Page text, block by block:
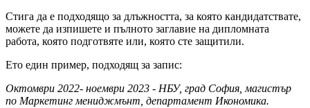
Стига да е подходящо за длъжността, за която кандидатствате,
можете да изпишете и пълното заглавие на дипломната
работа, която подготвяте или, която сте защитили.
Eто един пример, подходящ за запис:
Октомври 2022- ноември 2023 - НБУ, град София, магистър
по Маркетинг мениджмънт, департамент Икономика.